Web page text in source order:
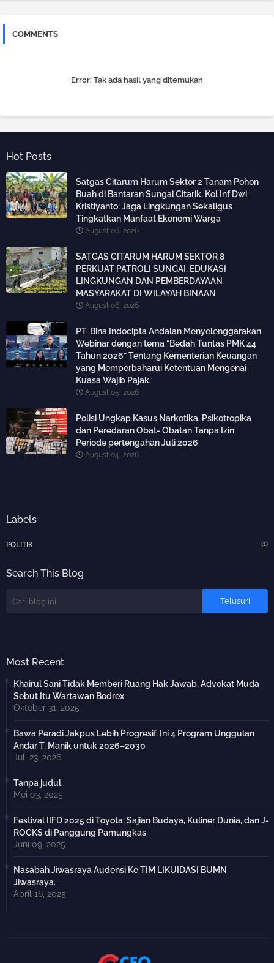
COMMENTS
Error: Tak ada hasil yang ditemukan
Hot Posts
Satgas Citarum Harum Sektor 2 Tanam Pohon
Buah di Bantaran Sungai Citarik, Kol Inf Dwi
Kristiyanto: Jaga Lingkungan Sekaligus
Tingkatkan Manfaat Ekonomi Warga
August 06, 2026
SATGAS CITARUM HARUM SEKTOR 8
PERKUAT PATROLI SUNGAI, EDUKASI
LINGKUNGAN DAN PEMBERDAYAAN
MASYARAKAT DI WILAYAH BINAAN
August 06, 2026
PT. Bina Indocipta Andalan Menyelenggarakan
Webinar dengan tema “Bedah Tuntas PMK 44
Tahun 2026” Tentang Kementerian Keuangan
yang Memperbaharui Ketentuan Mengenai
Kuasa Wajib Pajak.
August 05, 2026
Polisi Ungkap Kasus Narkotika, Psikotropika
dan Peredaran Obat- Obatan Tanpa Izin
Periode pertengahan Juli 2026
August 04, 2026
Labels
POLITIK (1)
Search This Blog
Most Recent
Khairul Sani Tidak Memberi Ruang Hak Jawab, Advokat Muda
Sebut Itu Wartawan Bodrex
Oktober 31, 2025
Bawa Peradi Jakpus Lebih Progresif, Ini 4 Program Unggulan
Andar T. Manik untuk 2026–2030
Juli 23, 2026
Tanpa judul
Mei 03, 2025
Festival IIFD 2025 di Toyota: Sajian Budaya, Kuliner Dunia, dan J-
ROCKS di Panggung Pamungkas
Juni 09, 2025
Nasabah Jiwasraya Audensi Ke TIM LIKUIDASI BUMN
Jiwasraya.
April 16, 2025